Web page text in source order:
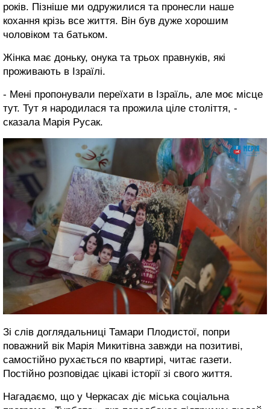
років. Пізніше ми одружилися та пронесли наше
кохання крізь все життя. Він був дуже хорошим
чоловіком та батьком.
Жінка має доньку, онука та трьох правнуків, які
проживають в Ізраїлі.
- Мені пропонували переїхати в Ізраїль, але моє місце
тут. Тут я народилася та прожила ціле століття, -
сказала Марія Русак.
Зі слів доглядальниці Тамари Плодистої, попри
поважний вік Марія Микитівна завжди на позитиві,
самостійно рухається по квартирі, читає газети.
Постійно розповідає цікаві історії зі свого життя.
Нагадаємо, що у Черкасах діє міська соціальна